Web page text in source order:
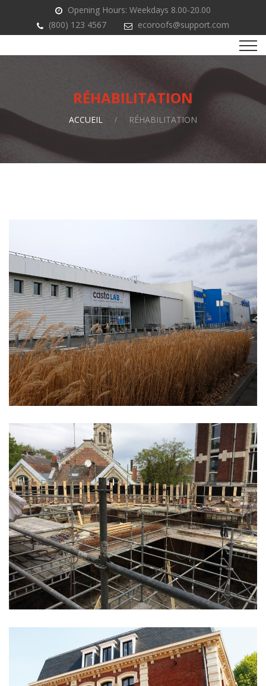
Opening Hours: Weekdays 8.00-20.00
(800) 123 4567
ecoroofs@support.com
RÉHABILITATION
ACCUEIL RÉHABILITATION